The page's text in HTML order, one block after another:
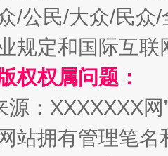
/公民/大众/民
规定和国际互
权权属问题：
源：XXXXXXX
站拥有管理笔